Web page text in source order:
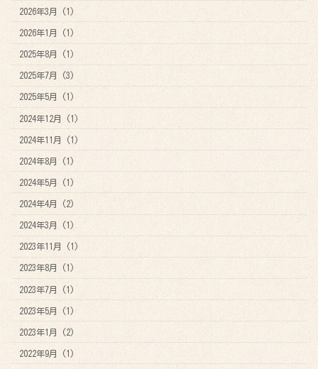
2026年3月 (1)
2026年1月 (1)
2025年8月 (1)
2025年7月 (3)
2025年5月 (1)
2024年12月 (1)
2024年11月 (1)
2024年8月 (1)
2024年5月 (1)
2024年4月 (2)
2024年3月 (1)
2023年11月 (1)
2023年8月 (1)
2023年7月 (1)
2023年5月 (1)
2023年1月 (2)
2022年9月 (1)